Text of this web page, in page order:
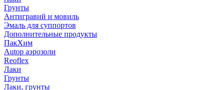
Грунты
Антигравий и мовиль
Эмаль для суппортов
Дополнительные продукты
ПакХим
Autop аэрозоли
Reoflex
Лаки
Грунты
Лаки, грунты